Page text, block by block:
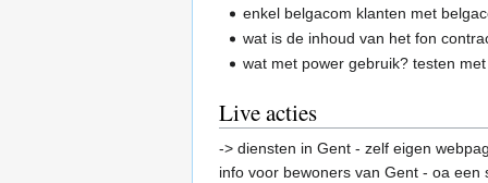
enkel belgacom klanten met
wat is de inhoud van het fon
wat met power gebruik? testen
Live acties
-> diensten in Gent - zelf eigen
info voor bewoners van Gent - oa